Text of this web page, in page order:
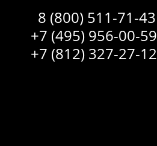
8 (800) 511-71-43
+7 (495) 956-00-59
+7 (812) 327-27-12